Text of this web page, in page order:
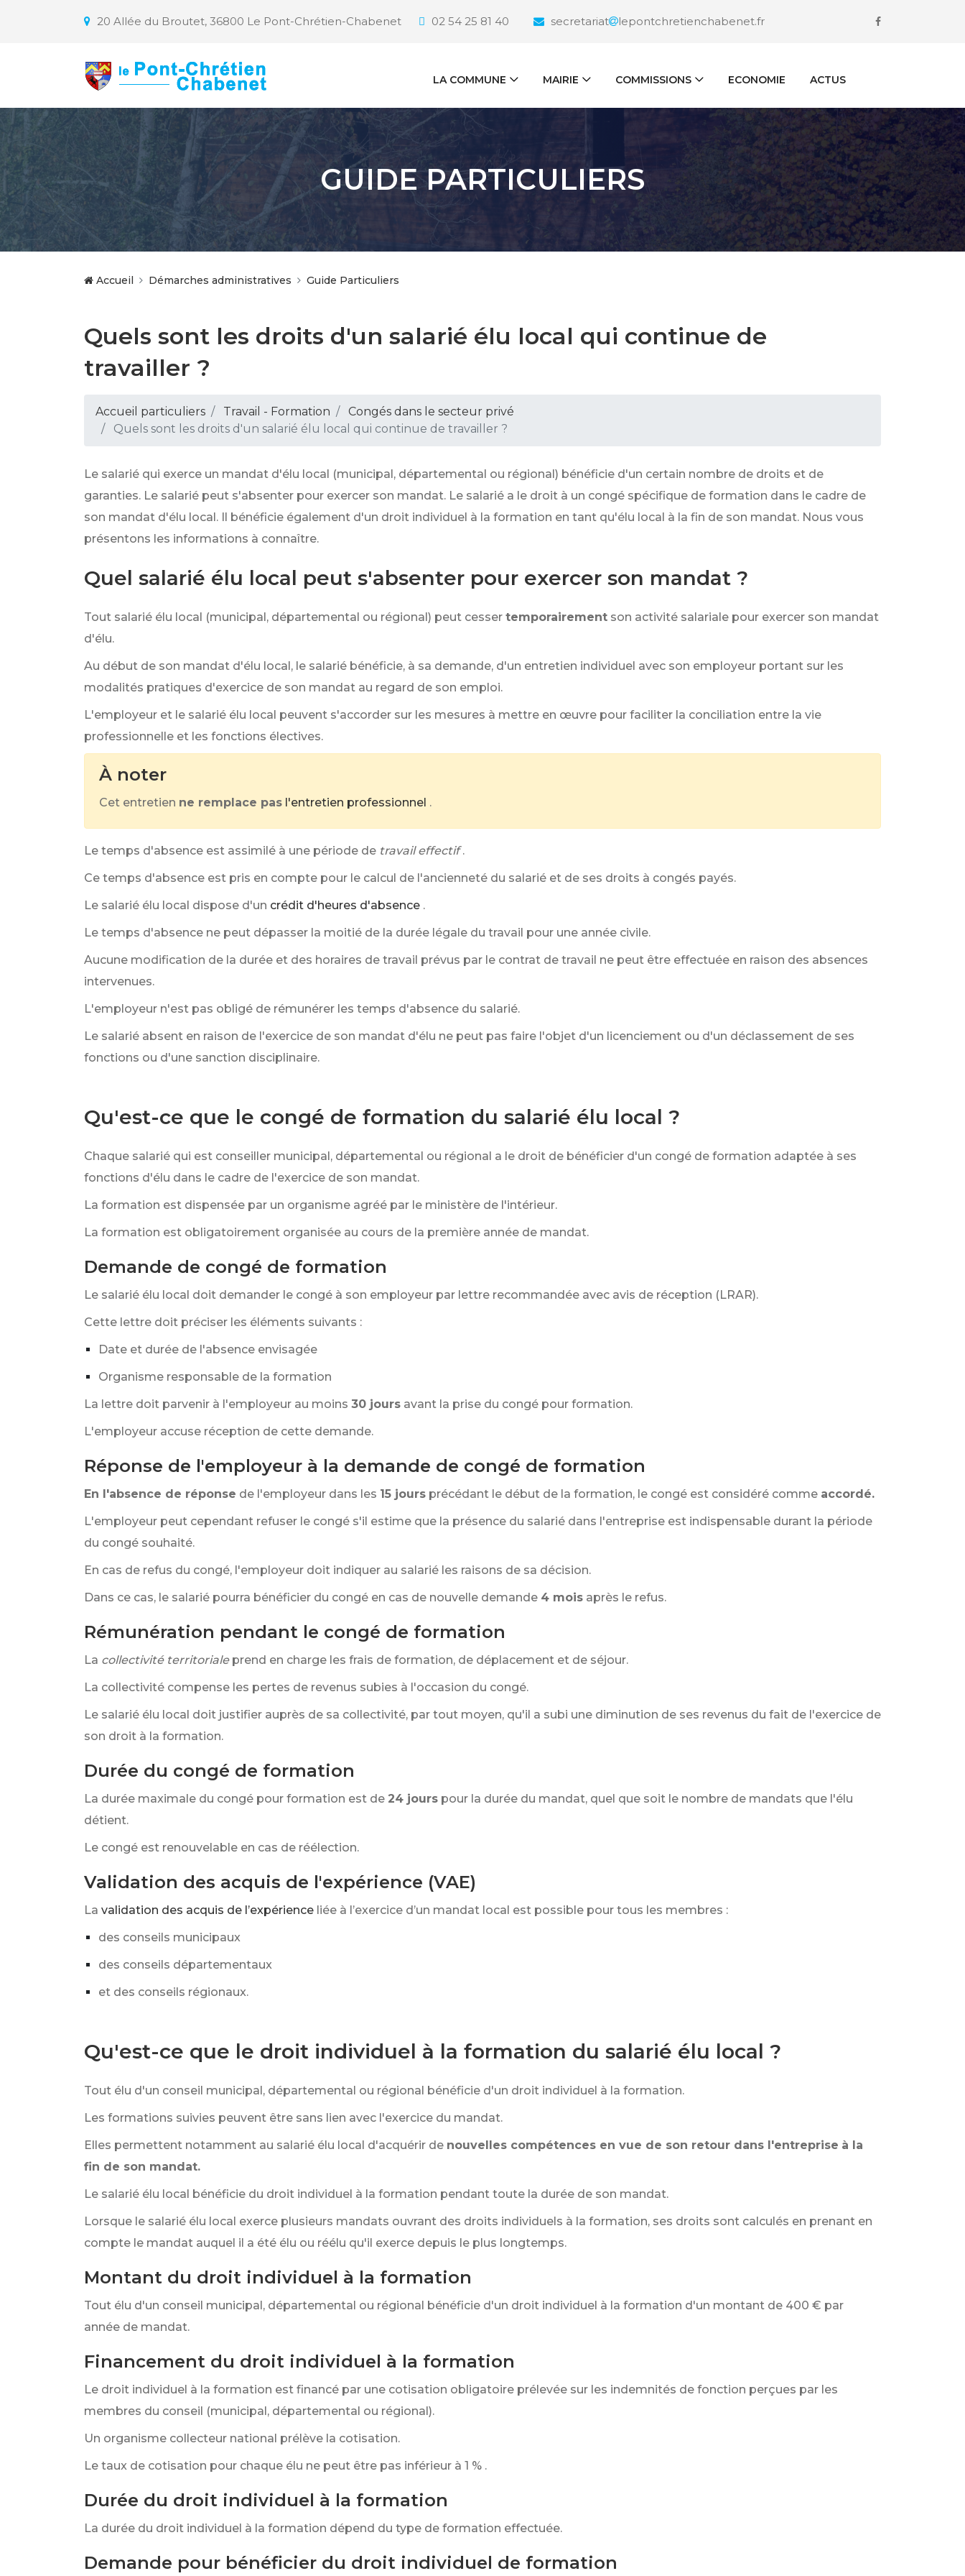
20 Allée du Broutet, 36800 Le Pont-Chrétien-Chabenet 02 54 25 81 40 secretariat lepontchretienchabenet.fr
LA COMMUNE MAIRIE COMMISSIONS ECONOMIE ACTUS
GUIDE PARTICULIERS
Accueil Démarches administratives Guide Particuliers
Quels sont les droits d'un salarié élu local qui continue de
travailler ?
Accueil particuliers Travail - Formation
Congés dans le secteur privé
Quels sont les droits d'un salarié élu local qui continue de travailler ?
Le salarié qui exerce un mandat d'élu local (municipal, départemental ou régional) bénéficie d'un certain nombre de droits et de
garanties. Le salarié peut s'absenter pour exercer son mandat. Le salarié a le droit à un congé spécifique de formation dans le cadre de
son mandat d'élu local. Il bénéficie également d'un droit individuel à la formation en tant qu'élu local à la fin de son mandat. Nous vous
présentons les informations à connaître.
Quel salarié élu local peut s'absenter pour exercer son mandat ?
Tout salarié élu local (municipal, départemental ou régional) peut cesser temporairement son activité salariale pour exercer son mandat
d'élu.
Au début de son mandat d'élu local, le salarié bénéficie, à sa demande, d'un entretien individuel avec son employeur portant sur les
modalités pratiques d'exercice de son mandat au regard de son emploi.
L'employeur et le salarié élu local peuvent s'accorder sur les mesures à mettre en œuvre pour faciliter la conciliation entre la vie
professionnelle et les fonctions électives.
À noter
Cet entretien ne remplace pas l'entretien professionnel .
Le temps d'absence est assimilé à une période de travail effectif .
Ce temps d'absence est pris en compte pour le calcul de l'ancienneté du salarié et de ses droits à congés payés.
Le salarié élu local dispose d'un crédit d'heures d'absence .
Le temps d'absence ne peut dépasser la moitié de la durée légale du travail pour une année civile.
Aucune modification de la durée et des horaires de travail prévus par le contrat de travail ne peut être effectuée en raison des absences
intervenues.
L'employeur n'est pas obligé de rémunérer les temps d'absence du salarié.
Le salarié absent en raison de l'exercice de son mandat d'élu ne peut pas faire l'objet d'un licenciement ou d'un déclassement de ses
fonctions ou d'une sanction disciplinaire.
Qu'est-ce que le congé de formation du salarié élu local ?
Chaque salarié qui est conseiller municipal, départemental ou régional a le droit de bénéficier d'un congé de formation adaptée à ses
fonctions d'élu dans le cadre de l'exercice de son mandat.
La formation est dispensée par un organisme agréé par le ministère de l'intérieur.
La formation est obligatoirement organisée au cours de la première année de mandat.
Demande de congé de formation
Le salarié élu local doit demander le congé à son employeur par lettre recommandée avec avis de réception (LRAR).
Cette lettre doit préciser les éléments suivants :
Date et durée de l'absence envisagée
Organisme responsable de la formation
La lettre doit parvenir à l'employeur au moins 30 jours avant la prise du congé pour formation.
L'employeur accuse réception de cette demande.
Réponse de l'employeur à la demande de congé de formation
En l'absence de réponse de l'employeur dans les 15 jours précédant le début de la formation, le congé est considéré comme accordé.
L'employeur peut cependant refuser le congé s'il estime que la présence du salarié dans l'entreprise est indispensable durant la période
du congé souhaité.
En cas de refus du congé, l'employeur doit indiquer au salarié les raisons de sa décision.
Dans ce cas, le salarié pourra bénéficier du congé en cas de nouvelle demande 4 mois après le refus.
Rémunération pendant le congé de formation
La collectivité territoriale prend en charge les frais de formation, de déplacement et de séjour.
La collectivité compense les pertes de revenus subies à l'occasion du congé.
Le salarié élu local doit justifier auprès de sa collectivité, par tout moyen, qu'il a subi une diminution de ses revenus du fait de l'exercice de
son droit à la formation.
Durée du congé de formation
La durée maximale du congé pour formation est de 24 jours pour la durée du mandat, quel que soit le nombre de mandats que l'élu
détient.
Le congé est renouvelable en cas de réélection.
Validation des acquis de l'expérience (VAE)
La validation des acquis de l’expérience liée à l’exercice d’un mandat local est possible pour tous les membres :
des conseils municipaux
des conseils départementaux
et des conseils régionaux.
Qu'est-ce que le droit individuel à la formation du salarié élu local ?
Tout élu d'un conseil municipal, départemental ou régional bénéficie d'un droit individuel à la formation.
Les formations suivies peuvent être sans lien avec l'exercice du mandat.
Elles permettent notamment au salarié élu local d'acquérir de nouvelles compétences en vue de son retour dans l'entreprise à la
fin de son mandat.
Le salarié élu local bénéficie du droit individuel à la formation pendant toute la durée de son mandat.
Lorsque le salarié élu local exerce plusieurs mandats ouvrant des droits individuels à la formation, ses droits sont calculés en prenant en
compte le mandat auquel il a été élu ou réélu qu'il exerce depuis le plus longtemps.
Montant du droit individuel à la formation
Tout élu d'un conseil municipal, départemental ou régional bénéficie d'un droit individuel à la formation d'un montant de 400 € par
année de mandat.
Financement du droit individuel à la formation
Le droit individuel à la formation est financé par une cotisation obligatoire prélevée sur les indemnités de fonction perçues par les
membres du conseil (municipal, départemental ou régional).
Un organisme collecteur national prélève la cotisation.
Le taux de cotisation pour chaque élu ne peut être pas inférieur à 1 % .
Durée du droit individuel à la formation
La durée du droit individuel à la formation dépend du type de formation effectuée.
Demande pour bénéficier du droit individuel de formation